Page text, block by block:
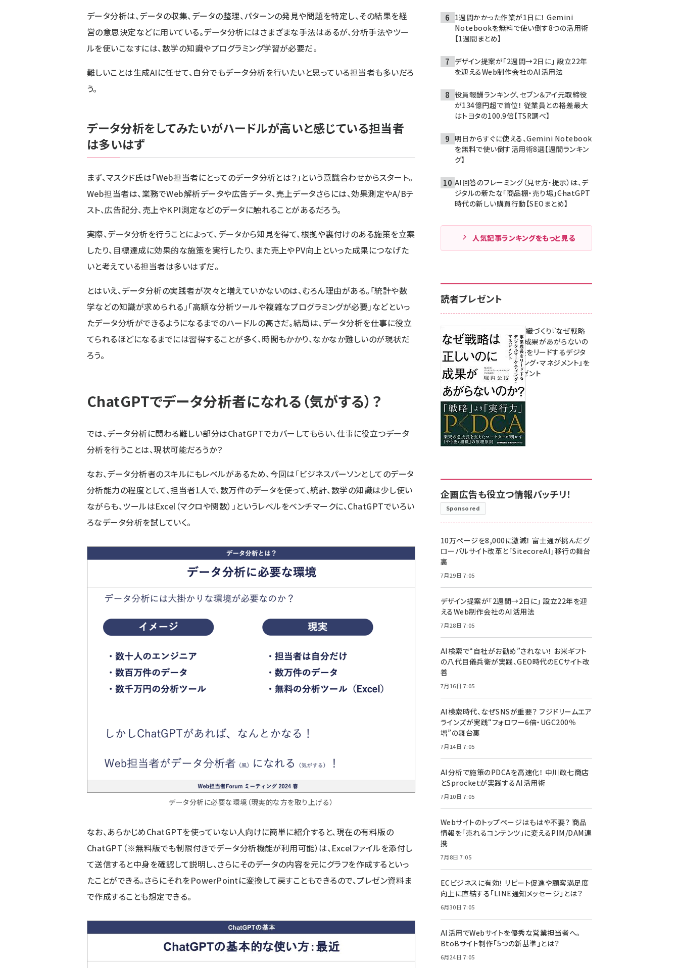
データ分析は、データの収集、データの整理、パターンの発見や問題を特定し、その結果を経
営の意思決定などに用いている。データ分析にはさまざまな手法はあるが、分析手法やツー
ルを使いこなすには、数学の知識やプログラミング学習が必要だ。
難しいことは生成AIに任せて、自分でもデータ分析を行いたいと思っている担当者も多いだろ
う。
データ分析をしてみたいがハードルが高いと感じている担当者
は多いはず
まず、マスクド氏は「Web担当者にとってのデータ分析とは？」という意識合わせからスタート。
Web担当者は、業務でWeb解析データや広告データ、売上データさらには、効果測定やA/Bテ
スト、広告配分、売上やKPI測定などのデータに触れることがあるだろう。
実際、データ分析を行うことによって、データから知見を得て、根拠や裏付けのある施策を立案
したり、目標達成に効果的な施策を実行したり、また売上やPV向上といった成果につなげた
いと考えている担当者は多いはずだ。
とはいえ、データ分析の実践者が次々と増えていかないのは、むろん理由がある。「統計や数
学などの知識が求められる」「高額な分析ツールや複雑なプログラミングが必要」などといっ
たデータ分析ができるようになるまでのハードルの高さだ。結局は、データ分析を仕事に役立
てられるほどになるまでには習得することが多く、時間もかかり、なかなか難しいのが現状だ
ろう。
ChatGPTでデータ分析者になれる（気がする）？
では、データ分析に関わる難しい部分はChatGPTでカバーしてもらい、仕事に役立つデータ
分析を行うことは、現状可能だろうか？
なお、データ分析者のスキルにもレベルがあるため、今回は「ビジネスパーソンとしてのデータ
分析能力の程度として、担当者1人で、数万件のデータを使って、統計、数学の知識は少し使い
ながらも、ツールはExcel（マクロや関数）」というレベルをベンチマークに、ChatGPTでいろい
ろなデータ分析を試していく。
データ分析に必要な環境（現実的な方を取り上げる）
なお、あらかじめChatGPTを使っていない人向けに簡単に紹介すると、現在の有料版の
ChatGPT（※無料版でも制限付きでデータ分析機能が利用可能）は、Excelファイルを添付し
て送信すると中身を確認して説明し、さらにそのデータの内容を元にグラフを作成するといっ
たことができる。さらにそれをPowerPointに変換して戻すこともできるので、プレゼン資料ま
で作成することも想定できる。
1週間かかった作業が1日に！ Gemini
Notebookを無料で使い倒す8つの活用術
【1週間まとめ】
デザイン提案が「2週間→2日に」 設立22年
を迎えるWeb制作会社のAI活用法
役員報酬ランキング、セブン＆アイ元取締役
が134億円超で首位！ 従業員との格差最大
はトヨタの100.9倍【TSR調べ】
明日からすぐに使える、Gemini Notebook
を無料で使い倒す活用術8選【週間ランキン
グ】
AI回答のフレーミング（見せ方・提示）は、デ
ジタルの新たな「商品棚・売り場」――ChatGPT
時代の新しい購買行動【SEOまとめ】
人気記事ランキングをもっと見る
読者プレゼント
成果を生む組織づくり『なぜ戦略
は正しいのに成果があがらないの
か？ 事業成長をリードするデジタ
ルマーケティング・マネジメント』を
3名様にプレゼント
8月7日 10:00
企画広告も役立つ情報バッチリ！
Sponsored
10万ページを8,000に激減！ 富士通が挑んだグ
ローバルサイト改革と「SitecoreAI」移行の舞台
裏
7月29日 7:05
デザイン提案が「2週間→2日に」 設立22年を迎
えるWeb制作会社のAI活用法
7月28日 7:05
AI検索で“自社がお勧め”されない！ お米ギフト
の八代目儀兵衛が実践、GEO時代のECサイト改
善
7月16日 7:05
AI検索時代、なぜSNSが重要？ フジドリームエア
ラインズが実践“フォロワー6倍・UGC200％
増”の舞台裏
7月14日 7:05
AI分析で施策のPDCAを高速化！ 中川政七商店
とSprocketが実践するAI活用術
7月10日 7:05
Webサイトのトップページはもはや不要？ 商品
情報を「売れるコンテンツ」に変えるPIM/DAM連
携
7月8日 7:05
ECビジネスに有効！ リピート促進や顧客満足度
向上に直結する「LINE通知メッセージ」とは？
6月30日 7:05
AI活用でWebサイトを優秀な営業担当者へ。
BtoBサイト制作「5つの新基準」とは？
6月24日 7:05